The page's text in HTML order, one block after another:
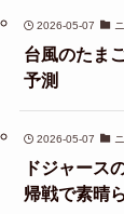
2026-05-07
台風のたま
予測
2026-05-07
ドジャース
帰戦で素晴